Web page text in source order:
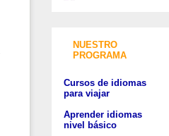
NUESTRO
PROGRAMA
Cursos de idiomas
para viajar
Aprender idiomas
nivel básico